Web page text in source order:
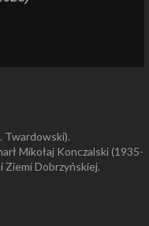
Twardowski).
Mikołaj Konczalski (1935-
Ziemi Dobrzyńskiej.